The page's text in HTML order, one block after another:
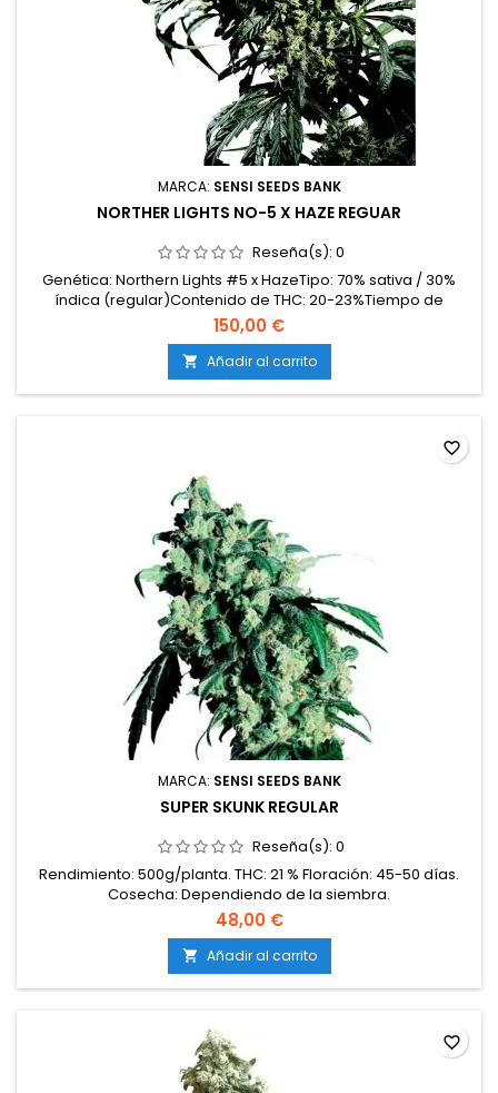
MARCA: SENSI SEEDS BANK
NORTHER LIGHTS NO-5 X HAZE REGUAR
Reseña(s): 0
Genética: Northern Lights #5 x HazeTipo: 70% sativa / 30%
índica (regular)Contenido de THC: 20-23%Tiempo de
floración: 10-12 semanas en interiorCosecha en
exterior: Finales de octubre – principios de
noviembreProducción en interior: hasta 600 g/m²Producción
en exterior: más de 700 g/plantaAltura: 150-200 cm en
interior; más de 300...
150,00 €
 Añadir al carrito
MARCA: SENSI SEEDS BANK
SUPER SKUNK REGULAR
Reseña(s): 0
Rendimiento: 500g/planta. THC: 21 % Floración: 45-50 días.
Cosecha: Dependiendo de la siembra.
48,00 €
 Añadir al carrito
favorite_border
favorite_border